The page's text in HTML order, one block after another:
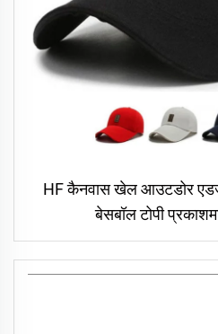
HF कैनवास खेल आउटडोर
बेसबॉल टोपी